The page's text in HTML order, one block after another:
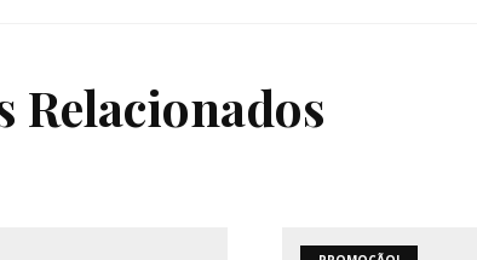
Relacionados